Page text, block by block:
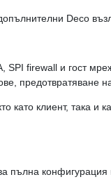
Deco
firewall и гост
клиент, така